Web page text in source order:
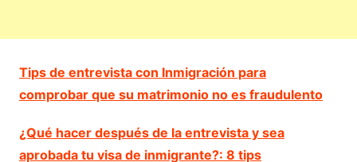
Tips de entrevista con Inmigración para
comprobar que su matrimonio no es fraudulento
¿Qué hacer después de la entrevista y sea
aprobada tu visa de inmigrante?: 8 tips